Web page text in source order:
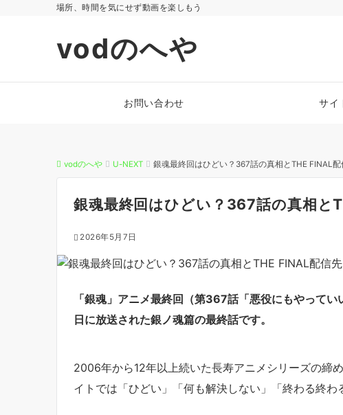
場所、時間を気にせず動画を楽しもう
vodのへや
お問い合わせ サイ
vodのへや U-NEXT 銀魂最終回はひどい？367話の真相とTHE FINAL配
銀魂最終回はひどい？367話の真相と
2026年5月7日
「銀魂」アニメ最終回（第367話「悪役にもやって
日に放送された銀ノ魂篇の最終話です。
2006年から12年以上続いた長寿アニメシリーズの締
イトでは「ひどい」「何も解決しない」「終わる終わ